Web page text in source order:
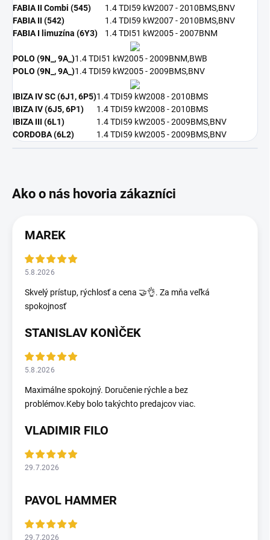
FABIA II Combi (545) 1.4 TDI59 kW2007 - 2010BMS,BNV
FABIA II (542)
1.4 TDI59 kW2007 - 2010BMS,BNV
FABIA I limuzína (6Y3)
1.4 TDI51 kW2005 - 2007BNM
POLO (9N_, 9A_)1.4 TDI51 kW2005 - 2009BNM,BWB
POLO (9N_, 9A_)1.4 TDI59 kW2005 - 2009BMS,BNV
IBIZA IV SC (6J1, 6P5)1.4 TDI59 kW2008 - 2010BMS
IBIZA IV (6J5, 6P1)
1.4 TDI59 kW2008 - 2010BMS
IBIZA III (6L1)
1.4 TDI59 kW2005 - 2009BMS,BNV
CORDOBA (6L2)
1.4 TDI59 kW2005 - 2009BMS,BNV
MAREK
5.8.2026
Skvelý prístup, rýchlosť a cena 🤝👌. Za mňa veľká
spokojnosť
STANISLAV KONÌČEK
5.8.2026
Maximálne spokojný. Doručenie rýchle a bez
problémov.Keby bolo takýchto predajcov viac.
VLADIMIR FILO
29.7.2026
PAVOL HAMMER
29.7.2026